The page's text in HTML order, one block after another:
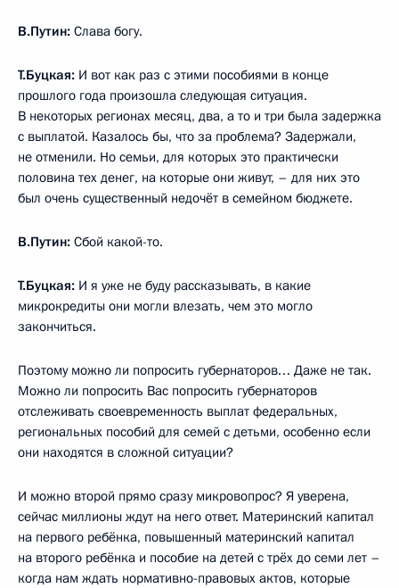
В.Путин: Слава богу.
Т.Буцкая: И вот как раз с этими пособиями в конце
прошлого года произошла следующая ситуация.
В некоторых регионах месяц, два, а то и три была задержка
с выплатой. Казалось бы, что за проблема? Задержали,
не отменили. Но семьи, для которых это практически
половина тех денег, на которые они живут, – для них это
был очень существенный недочёт в семейном бюджете.
В.Путин: Сбой какой-то.
Т.Буцкая: И я уже не буду рассказывать, в какие
микрокредиты они могли влезать, чем это могло
закончиться.
Поэтому можно ли попросить губернаторов… Даже не так.
Можно ли попросить Вас попросить губернаторов
отслеживать своевременность выплат федеральных,
региональных пособий для семей с детьми, особенно если
они находятся в сложной ситуации?
И можно второй прямо сразу микровопрос? Я уверена,
сейчас миллионы ждут на него ответ. Материнский капитал
на первого ребёнка, повышенный материнский капитал
на второго ребёнка и пособие на детей с трёх до семи лет –
когда нам ждать нормативно-правовых актов, которые